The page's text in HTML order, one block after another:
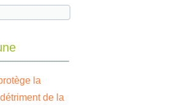
la
de la